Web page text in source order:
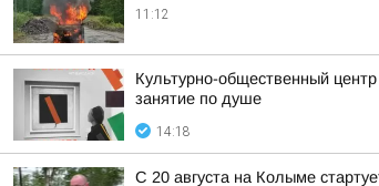
11:12
Культурно-общественный
занятие по душе
14:18
С 20 августа на Колыме